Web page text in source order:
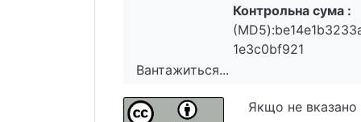
Вантажиться...
Вантажиться...
Контрольна сума :
1e3c0bf921
Якщо не вказано